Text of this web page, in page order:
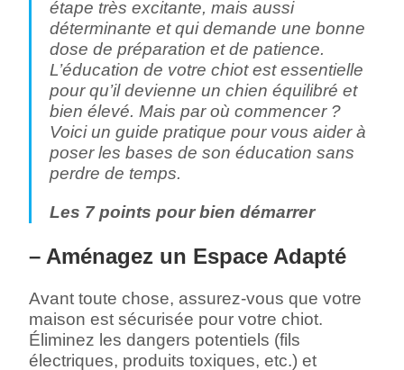
étape très excitante, mais aussi
déterminante et qui demande une bonne
dose de préparation et de patience.
L’éducation de votre chiot est essentielle
pour qu’il devienne un chien équilibré et
bien élevé. Mais par où commencer ?
Voici un guide pratique pour vous aider à
poser les bases de son éducation sans
perdre de temps.
Les 7 points pour bien démarrer
– Aménagez un Espace Adapté
Avant toute chose, assurez-vous que votre
maison est sécurisée pour votre chiot.
Éliminez les dangers potentiels (fils
électriques, produits toxiques, etc.) et